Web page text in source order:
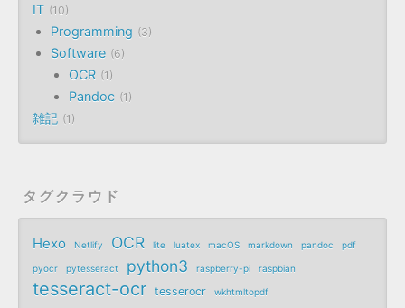
IT 10
Programming 3
Software 6
OCR 1
Pandoc 1
雑記 1
タグクラウド
Hexo Netlify OCR lite luatex macOS markdown pandoc pdf
pyocr pytesseract python3 raspberry-pi raspbian
tesseract-ocr tesserocr wkhtmltopdf